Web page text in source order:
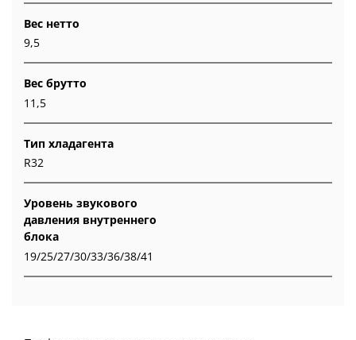
Вес нетто
9,5
Вес брутто
11,5
Тип хладагента
R32
Уровень звукового
давления внутреннего
блока
19/25/27/30/33/36/38/41